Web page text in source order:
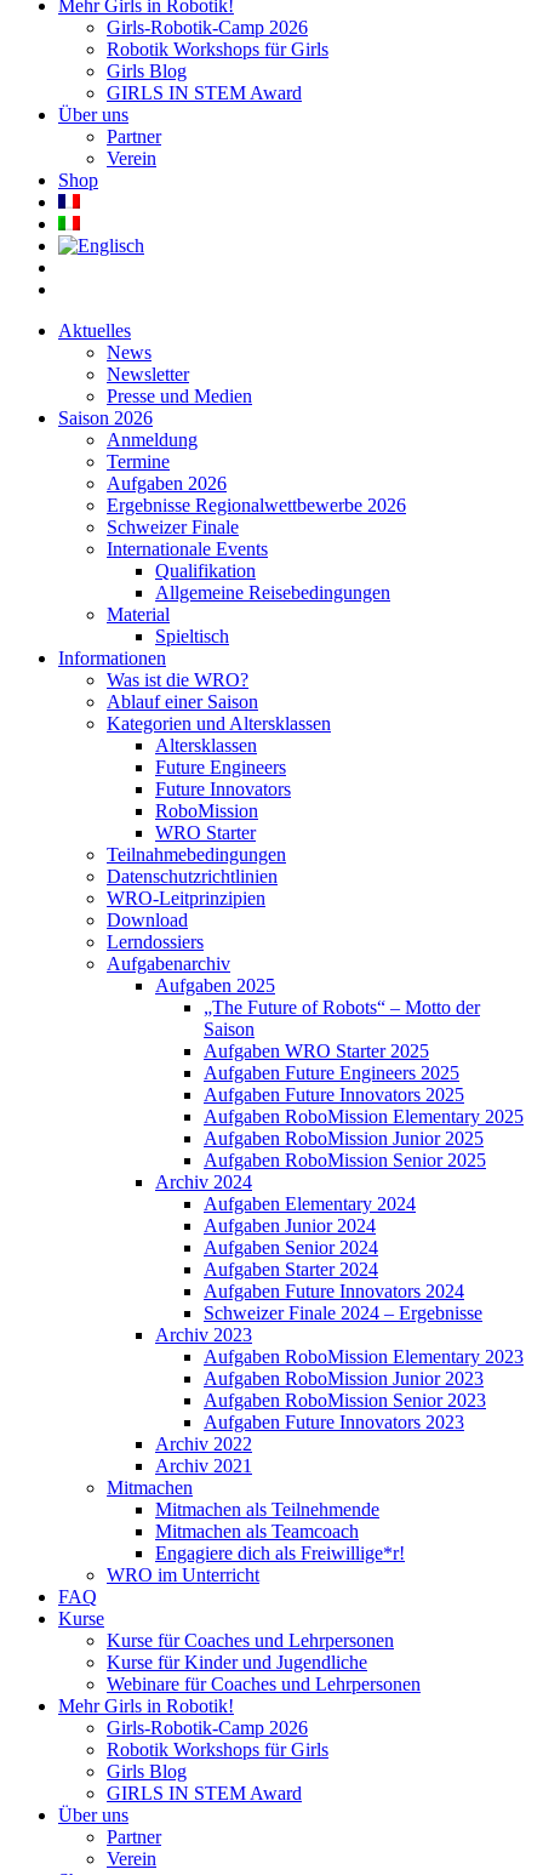
Mehr Girls in Robotik!
Girls-Robotik-Camp 2026
Robotik Workshops für Girls
Girls Blog
GIRLS IN STEM Award
Über uns
Partner
Verein
Shop
Aktuelles
News
Newsletter
Presse und Medien
Saison 2026
Anmeldung
Termine
Aufgaben 2026
Ergebnisse Regionalwettbewerbe 2026
Schweizer Finale
Internationale Events
Qualifikation
Allgemeine Reisebedingungen
Material
Spieltisch
Informationen
Was ist die WRO?
Ablauf einer Saison
Kategorien und Altersklassen
Altersklassen
Future Engineers
Future Innovators
RoboMission
WRO Starter
Teilnahmebedingungen
Datenschutzrichtlinien
WRO-Leitprinzipien
Download
Lerndossiers
Aufgabenarchiv
Aufgaben 2025
„The Future of Robots“ – Motto der
Saison
Aufgaben WRO Starter 2025
Aufgaben Future Engineers 2025
Aufgaben Future Innovators 2025
Aufgaben RoboMission Elementary 2025
Aufgaben RoboMission Junior 2025
Aufgaben RoboMission Senior 2025
Archiv 2024
Aufgaben Elementary 2024
Aufgaben Junior 2024
Aufgaben Senior 2024
Aufgaben Starter 2024
Aufgaben Future Innovators 2024
Schweizer Finale 2024 – Ergebnisse
Archiv 2023
Aufgaben RoboMission Elementary 2023
Aufgaben RoboMission Junior 2023
Aufgaben RoboMission Senior 2023
Aufgaben Future Innovators 2023
Archiv 2022
Archiv 2021
Mitmachen
Mitmachen als Teilnehmende
Mitmachen als Teamcoach
Engagiere dich als Freiwillige*r!
WRO im Unterricht
FAQ
Kurse
Kurse für Coaches und Lehrpersonen
Kurse für Kinder und Jugendliche
Webinare für Coaches und Lehrpersonen
Mehr Girls in Robotik!
Girls-Robotik-Camp 2026
Robotik Workshops für Girls
Girls Blog
GIRLS IN STEM Award
Über uns
Partner
Verein